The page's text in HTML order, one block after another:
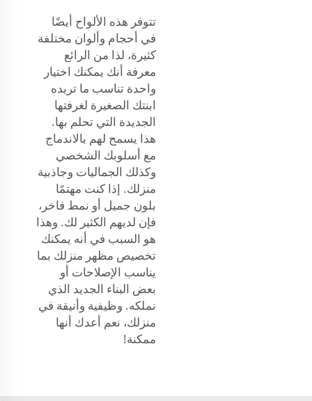
تتوفر هذه الألواح أيضًا
في أحجام وألوان مختلفة
كثيرة، لذا من الرائع
معرفة أنك يمكنك اختيار
واحدة تناسب ما تريده
ابنتك الصغيرة لغرفتها
الجديدة التي تحلم بها.
هذا يسمح لهم بالاندماج
مع أسلوبك الشخصي
وكذلك الجماليات وجاذبية
منزلك. إذا كنت مهتمًا
بلون جميل أو نمط فاخر،
فإن لديهم الكثير لك. وهذا
هو السبب في أنه يمكنك
تخصيص مظهر منزلك بما
يناسب الإصلاحات أو
بعض البناء الجديد الذي
نملكه. وظيفية وأنيقة في
منزلك، نعم أعدك أنها
ممكنة!